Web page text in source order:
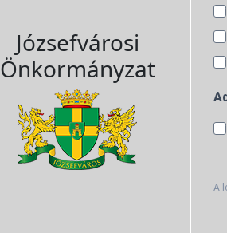
Józsefvárosi
Önkormányzat
A